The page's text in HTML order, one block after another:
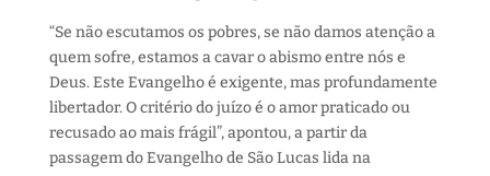
“Se não escutamos os pobres, se não damos atenção a
quem sofre, estamos a cavar o abismo entre nós e
Deus. Este Evangelho é exigente, mas profundamente
libertador. O critério do juízo é o amor praticado ou
recusado ao mais frágil”, apontou, a partir da
passagem do Evangelho de São Lucas lida na